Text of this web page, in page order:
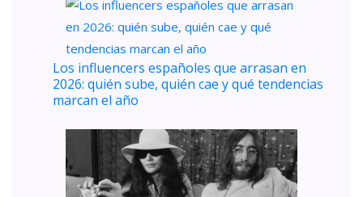
Los influencers españoles que arrasan en
2026: quién sube, quién cae y qué tendencias
marcan el año